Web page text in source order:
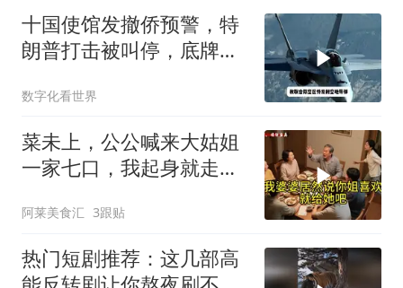
十国使馆发撤侨预警，特
朗普打击被叫停，底牌将
数字化看世界
菜未上，公公喊来大姑姐
一家七口，我起身就走，
阿莱美食汇 3跟贴
热门短剧推荐：这几部高